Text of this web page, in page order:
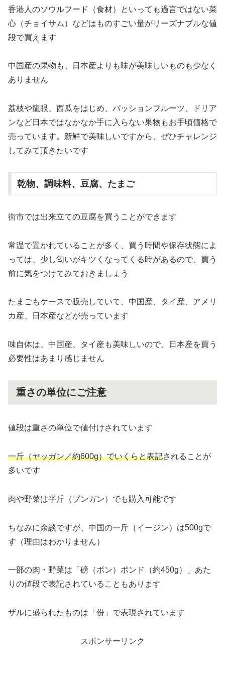
香港人のソウルフード（食材）といっても過言ではない菜
心（チョイサム）などはものすごい量がリーズナブルな値
段で買えます
中国産の果物も、日本産よりも味が美味しいものも少なく
ありません
荔枝や龍眼、西瓜をはじめ、パッションフルーツ、ドリア
ンなど日本ではなかなか手に入らない果物もお手頃価格で
売っています。新鮮で美味しいですから、ぜひチャレンジ
してみて頂きたいです
乾物、調味料、豆腐、たまご
街市では出来立ての豆腐を買うことができます
常温で置かれていることが多く、買う時間や保存状態によ
っては、少し匂いがキツくなってくる時があるので、買う
前に気をつけてみておきましょう
たまごもケースで販売していて、中国産、タイ産、アメリ
カ産、日本産などが売っています
味自体は、中国産、タイ産も美味しいので、日本産を買う
必要性はあまり感じません
重さの単位にご注意
値段は重さの単位で値付けされています
一斤（ヤッガン／約600g）でいくらと表記されることが
多いです
肉や野菜は半斤（ブンガン）でも購入可能です
ちなみに余談ですが、中国の一斤（イージン）は500gで
す（理由はわかりません）
一部の肉・野菜は「磅（ボン）ポンド（約450g）」あた
りの値段で表記されていることもあります
ザルに盛られたものは「份」で表現されています
スポンサーリンク